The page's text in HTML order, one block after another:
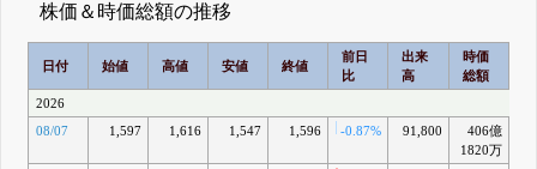
株価＆時価総額の推移
日付 始値 高値 安値 終値
前日
比
出来
高
時価
総額
2026
08/07
1,597 1,616 1,547 1,596 -0.87% 91,800
406億
1820万